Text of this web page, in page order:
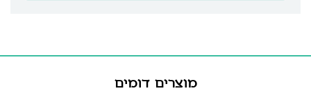
מוצרים דומים